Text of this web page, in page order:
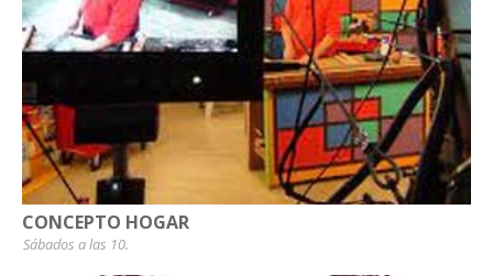
CONCEPTO HOGAR
Sábados a las 10.